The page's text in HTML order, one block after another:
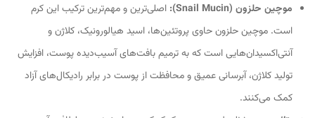
موچین حلزون (Snail Mucin):
اصلی‌ترین و مهم‌ترین ترکیب این کرم
است. موچین حلزون حاوی پروتئین‌ها، اسید هیالورونیک، کلاژن و
آنتی‌اکسیدان‌هایی است که به ترمیم بافت‌های آسیب‌دیده پوست، افزایش
تولید کلاژن، آبرسانی عمیق و محافظت از پوست در برابر رادیکال‌های آزاد
کمک می‌کنند.